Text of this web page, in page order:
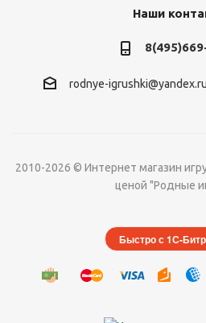
Наши
rodnye-igrushki@yandex.ru
2010-2026 © Интернет магазин
ценой "Родные
Быстро с 1С-